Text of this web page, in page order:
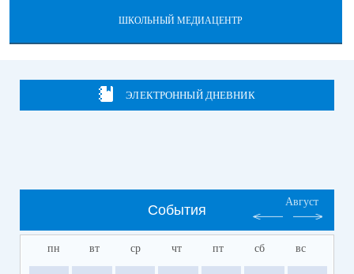
ШКОЛЬНЫЙ МЕДИАЦЕНТР
ЭЛЕКТРОННЫЙ ДНЕВНИК
События
Август
пн вт ср чт пт сб вс